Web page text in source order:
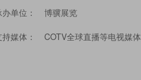
单位： 博骥展览
媒体： COTV全球直播等电视媒体